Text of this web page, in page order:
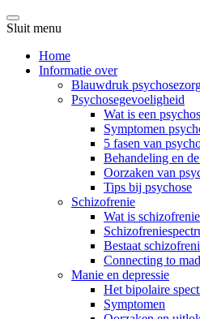
Sluit menu
Home
Informatie over
Blauwdruk
Psychosegevoeligheid
Wat is een
Symptomen
5 fasen van
Behandeling en
Oorzaken van
Tips bij psychose
Schizofrenie
Wat is
Bestaat
Connecting to
Manie en depressie
Het bipolaire
Symptomen